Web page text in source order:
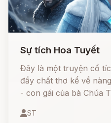
Sự tích Hoa Tuyết
Đây là một truyện cổ
đầy chất thơ kể về
- con gái của bà Chúa
Bắc, một kẻ lạnh lùng
ST